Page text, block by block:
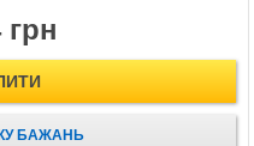
грн
БАЖАНЬ